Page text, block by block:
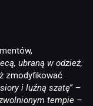
ubraną w odzież,
zmodyfikować
i luźną szatę” –
tempie –